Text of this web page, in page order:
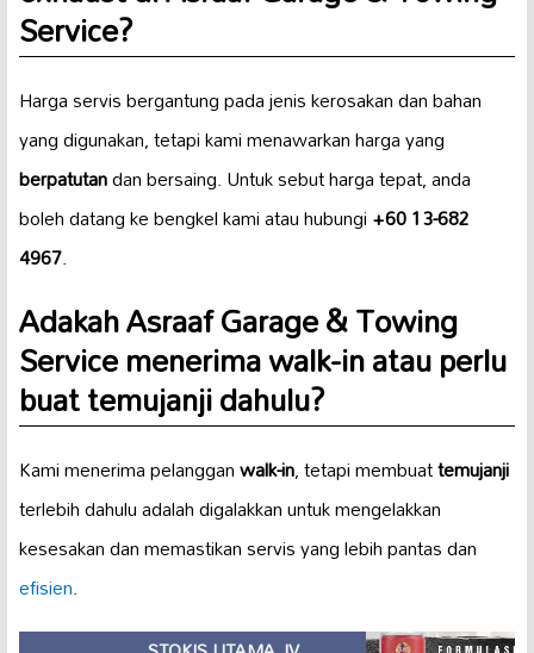
Service?
Harga servis bergantung pada jenis kerosakan dan bahan
yang digunakan, tetapi kami menawarkan harga yang
berpatutandan bersaing. Untuk sebut harga tepat, anda
boleh datang ke bengkel kami atau hubungi+60 13-682
4967.
Adakah Asraaf Garage & Towing
Service menerima walk-in atau perlu
buat temujanji dahulu?
Kami menerima pelangganwalk-in, tetapi membuattemujanji
terlebih dahulu adalah digalakkan untuk mengelakkan
kesesakan dan memastikan servis yang lebih pantas dan
efisien.